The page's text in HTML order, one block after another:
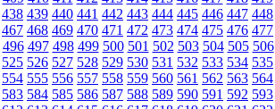
438 439 440 441 442 443 444 445 446 447 448
467 468 469 470 471 472 473 474 475 476 477
496 497 498 499 500 501 502 503 504 505 506
525 526 527 528 529 530 531 532 533 534 535
554 555 556 557 558 559 560 561 562 563 564
583 584 585 586 587 588 589 590 591 592 593